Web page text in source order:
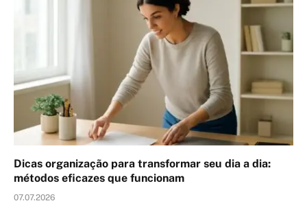
Dicas organização para transformar seu dia a dia:
métodos eficazes que funcionam
07.07.2026